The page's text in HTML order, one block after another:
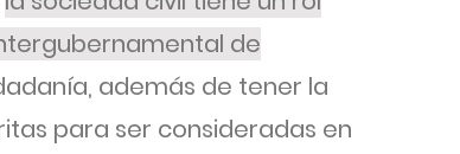
de
además de tener la
para ser consideradas en